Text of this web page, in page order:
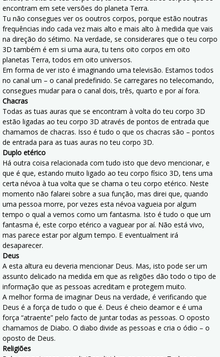
encontram em sete versões do planeta Terra.
Tu não consegues ver os ooutros corpos, porque estão noutras
frequências indo cada vez mais alto e mais alto à medida que vais
na direção do sétimo. Na verdade, se considerares que o teu corpo
3D também é em si uma aura, tu tens oito corpos em oito
planetas Terra, todos em oito universos.
Em forma de ver isto é imaginando uma televisão. Estamos todos
no canal um – o canal predefinido. Se carregares no telecomando,
consegues mudar para o canal dois, três, quarto e por aí fora.
Chacras
Todas as tuas auras que se encontram à volta do teu corpo 3D
estão ligadas ao teu corpo 3D através de pontos de entrada que
chamamos de chacras. Isso é tudo o que os chacras são – pontos
de entrada para as tuas auras no teu corpo 3D.
Duplo etérico
Há outra coisa relacionada com tudo isto que devo mencionar, e
que é que, estando muito ligado ao teu corpo físico 3D, tens uma
certa névoa à tua volta que se chama o teu corpo etérico. Neste
momento não falarei sobre a sua função, mas direi que, quando
uma pessoa morre, por vezes esta névoa vagueia por algum
tempo o qual a vemos como um fantasma. Isto é tudo o que um
fantasma é, este corpo etérico a vaguear por aí. Não está vivo,
mas parece estar por algum tempo. E eventualment irá
desaparecer.
Deus
A esta altura eu deveria mencionar Deus. Mas, isto pode ser um
assunto delicado na medida em que as religões dão todo o tipo de
informação que as pessoas acreditam e protegem muito.
A melhor forma de imaginar Deus na verdade, é verificando que
Deus é a força de tudo o que é. Deus é cheio deamor e é uma
força “atraente” pelo facto de juntar todas as pessoas. O oposto
chamamos de Diabo. O diabo divide as pessoas e cria o ódio – o
oposto de Deus.
Religiões